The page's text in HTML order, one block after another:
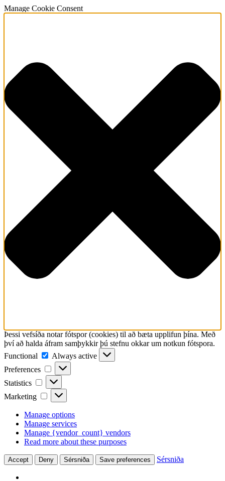
Manage Cookie Consent
Þessi vefsíða notar fótspor (cookies) til að bæta upplifun þína. Með
því að halda áfram samþykkir þú stefnu okkar um notkun fótspora.
Functional
Functional
Always active
Preferences
Preferences
Statistics Statistics
Marketing Marketing
Manage options
Manage services
Manage {vendor_count} vendors
Read more about these purposes
Accept Deny Sérsniða Save preferences Sérsniða